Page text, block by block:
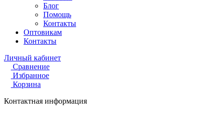
Блог
Помощь
Контакты
Оптовикам
Контакты
Личный кабинет
Сравнение
Избранное
Корзина
Контактная информация